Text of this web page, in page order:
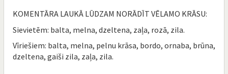
KOMENTĀRA LAUKĀ LŪDZAM NORĀDĪT VĒLAMO KRĀSU:
Sievietēm: balta, melna, dzeltena, zaļa, rozā, zila.
Vīriešiem: balta, melna, pelnu krāsa, bordo, ornaba, brūna,
dzeltena, gaiši zila, zaļa, zila.